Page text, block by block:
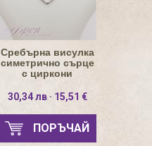
Сребърна висулка
симетрично сърце
с циркони
30,34 лв · 15,51 €
ПОРЪЧАЙ